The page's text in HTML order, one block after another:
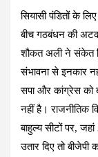
सियासी पंडितों के
बीच गठबंधन की
शौकत अली ने संकेत
संभावना से इनकार
सपा और कांग्रेस को
नहीं है। राजनीतिक
बाहुल्य सीटों पर,
उतार दिए तो